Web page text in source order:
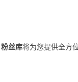
粉丝库将为您提供全方